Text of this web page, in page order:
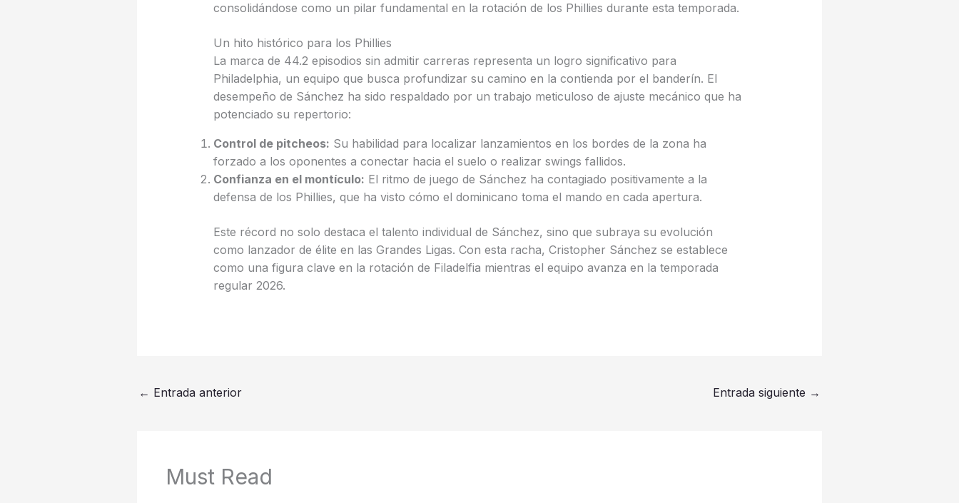
consolidándose como un pilar fundamental en la rotación de los Phillies durante esta temporada.
Un hito histórico para los Phillies
La marca de 44.2 episodios sin admitir carreras representa un logro significativo para
Philadelphia, un equipo que busca profundizar su camino en la contienda por el banderín. El
desempeño de Sánchez ha sido respaldado por un trabajo meticuloso de ajuste mecánico que ha
potenciado su repertorio:
Control de pitcheos: Su habilidad para localizar lanzamientos en los bordes de la zona ha
forzado a los oponentes a conectar hacia el suelo o realizar swings fallidos.
Confianza en el montículo: El ritmo de juego de Sánchez ha contagiado positivamente a la
defensa de los Phillies, que ha visto cómo el dominicano toma el mando en cada apertura.
Este récord no solo destaca el talento individual de Sánchez, sino que subraya su evolución
como lanzador de élite en las Grandes Ligas. Con esta racha, Cristopher Sánchez se establece
como una figura clave en la rotación de Filadelfia mientras el equipo avanza en la temporada
regular 2026.
← Entrada anterior Entrada siguiente →
Must Read